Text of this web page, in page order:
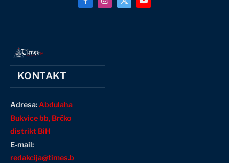
FacebookInstagram
X
(Twitter)
YouTube
KONTAKT
Adresa:Abdulaha
Bukvice bb, Brčko
distrikt BiH
E-mail:
redakcija@times.b